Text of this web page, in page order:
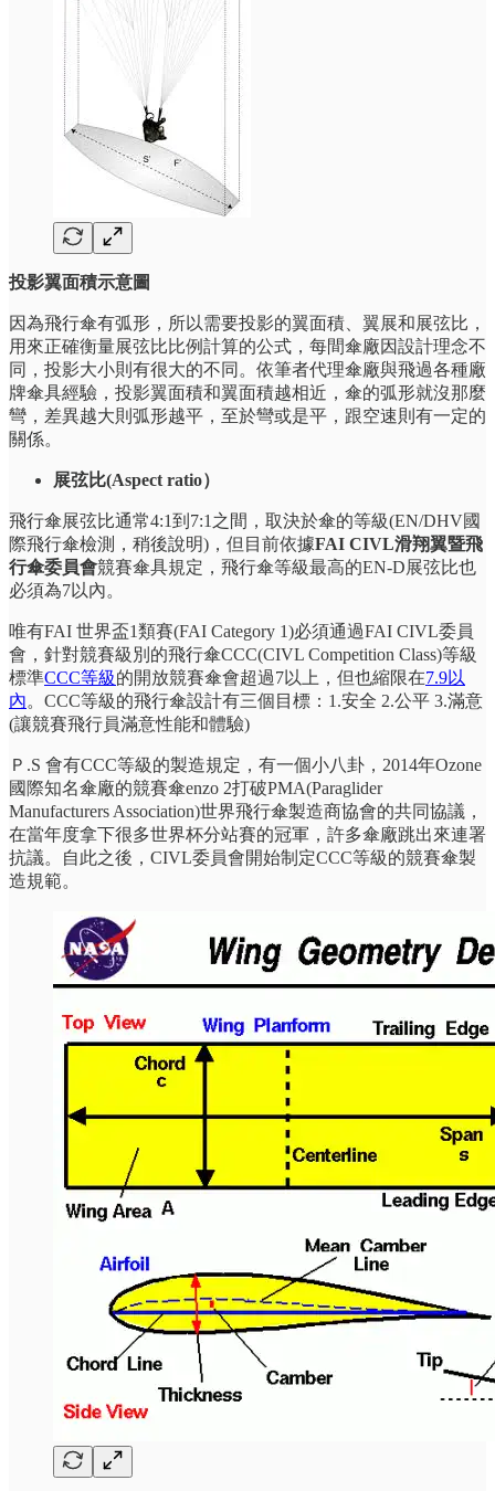
投影翼面積示意圖
因為飛行傘有弧形，所以需要投影的翼面積、翼展和展弦比，
用來正確衡量展弦比比例計算的公式，每間傘廠因設計理念不
同，投影大小則有很大的不同。依筆者代理傘廠與飛過各種廠
牌傘具經驗，投影翼面積和翼面積越相近，傘的弧形就沒那麼
彎，差異越大則弧形越平，至於彎或是平，跟空速則有一定的
關係。
展弦比(Aspect ratio）
飛行傘展弦比通常4:1到7:1之間，取決於傘的等級(EN/DHV國
際飛行傘檢測，稍後說明)，但目前依據FAI CIVL滑翔翼暨飛
行傘委員會競賽傘具規定，飛行傘等級最高的EN-D展弦比也
必須為7以內。
唯有FAI 世界盃1類賽(FAI Category 1)必須通過FAI CIVL委員
會，針對競賽級別的飛行傘CCC(CIVL Competition Class)等級
標準CCC等級的開放競賽傘會超過7以上，但也縮限在7.9以
內。CCC等級的飛行傘設計有三個目標：1.安全 2.公平 3.滿意
(讓競賽飛行員滿意性能和體驗)
Ｐ.S 會有CCC等級的製造規定，有一個小八卦，2014年Ozone
國際知名傘廠的競賽傘enzo 2打破PMA(Paraglider
Manufacturers Association)世界飛行傘製造商協會的共同協議，
在當年度拿下很多世界杯分站賽的冠軍，許多傘廠跳出來連署
抗議。自此之後，CIVL委員會開始制定CCC等級的競賽傘製
造規範。